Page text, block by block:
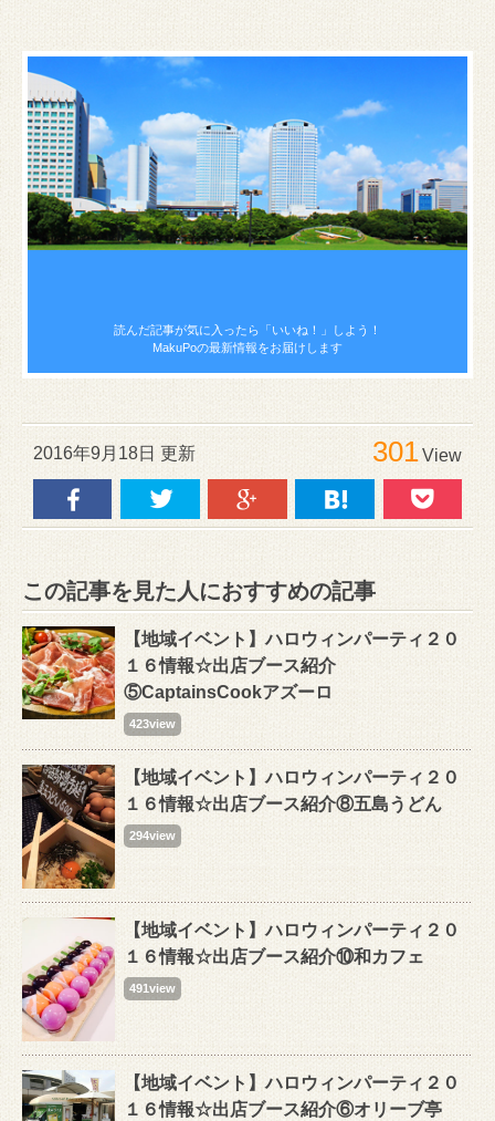
読んだ記事が気に入ったら 「いいね！」しよう！
MakuPoの最新情報をお届けします
2016年9月18日 更新 301View
この記事を見た人におすすめの記事
【地域イベント】ハロウィンパーティ２０
１６情報☆出店ブース紹介
⑤CaptainsCookアズーロ
423view
【地域イベント】ハロウィンパーティ２０
１６情報☆出店ブース紹介⑧五島うどん
294view
【地域イベント】ハロウィンパーティ２０
１６情報☆出店ブース紹介⑩和カフェ
491view
【地域イベント】ハロウィンパーティ２０
１６情報☆出店ブース紹介⑥オリーブ亭